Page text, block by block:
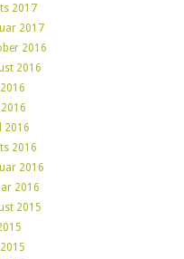
2017
2017
2016
2016
2016
2016
2016
2016
2015